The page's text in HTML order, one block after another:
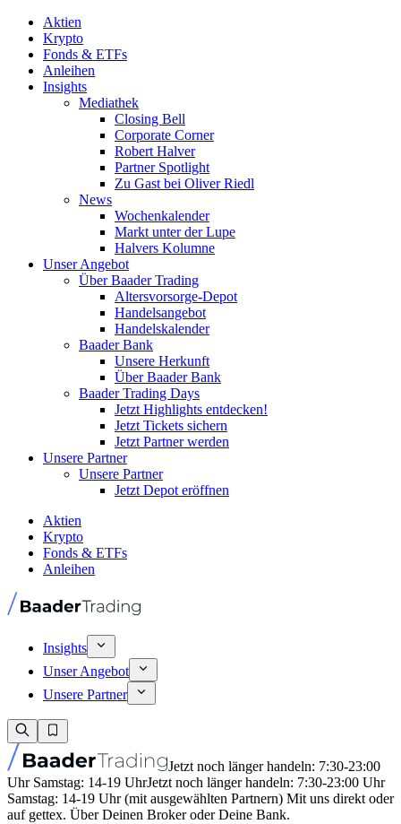
Aktien
Krypto
Fonds & ETFs
Anleihen
Insights
Mediathek
Closing Bell
Corporate Corner
Robert Halver
Partner Spotlight
Zu Gast bei Oliver Riedl
News
Wochenkalender
Markt unter der Lupe
Halvers Kolumne
Unser Angebot
Über Baader Trading
Altersvorsorge-Depot
Handelsangebot
Handelskalender
Baader Bank
Unsere Herkunft
Über Baader Bank
Baader Trading Days
Jetzt Highlights entdecken!
Jetzt Tickets sichern
Jetzt Partner werden
Unsere Partner
Unsere Partner
Jetzt Depot eröffnen
Aktien
Krypto
Fonds & ETFs
Anleihen
Insights
Unser Angebot
Unsere Partner
Jetzt noch länger handeln: 7:30-23:00
Uhr Samstag: 14-19 UhrJetzt noch länger handeln: 7:30-23:00 Uhr
Samstag: 14-19 Uhr (mit ausgewählten Partnern) Mit uns direkt oder
auf gettex. Über Deinen Broker oder Deine Bank.